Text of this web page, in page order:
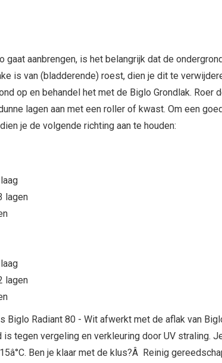
gaat aanbrengen, is het belangrijk dat de
is van (bladderende) roest, dien je dit te
op en behandel het met de Biglo Grondlak. Roer
lagen aan met een roller of kwast. Om een
je de volgende richting aan te houden:
lagen
lagen
Biglo Radiant 80 - Wit afwerkt met de aflak van
tegen vergeling en verkleuring door UV straling.
Ben je klaar met de klus?Â Reinig